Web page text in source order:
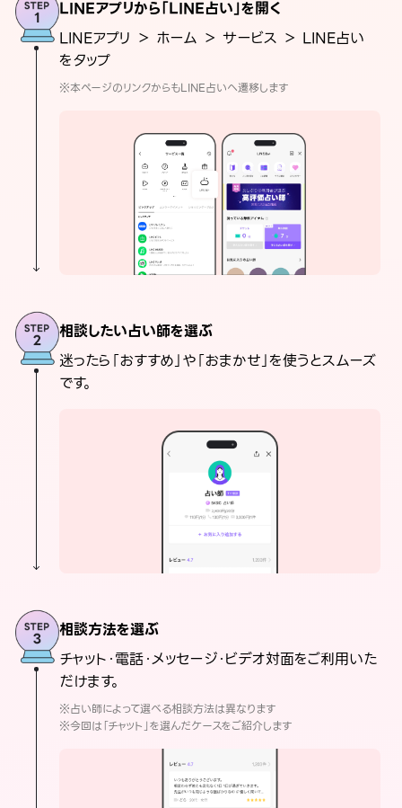
LINEアプリから「LINE占い」を開く
LINEアプリ ＞ ホーム ＞ サービス ＞ LINE占い
をタップ
※本ページのリンクからもLINE占いへ遷移します
相談したい占い師を選ぶ
迷ったら「おすすめ」や「おまかせ」を使うとスムーズ
です。
相談方法を選ぶ
チャット・電話・メッセージ・ビデオ対面をご利用いた
だけます。
※占い師によって選べる相談方法は異なります
※今回は「チャット」を選んだケースをご紹介します